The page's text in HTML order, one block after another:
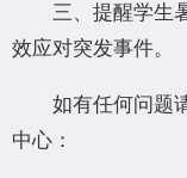
三、提醒学生
效应对突发事件。
如有任何问题
中心：